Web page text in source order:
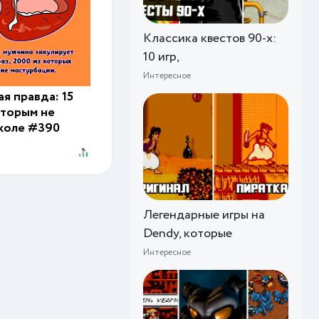
Классика квестов 90-х:
10 игр,
Интересное
Легендарные игры на
Dendy, которые
Интересное
правда: 15
не
#390